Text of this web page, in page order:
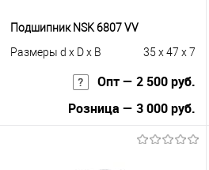
Подшипник NSK 6807 VV
Размеры d x D x B
35 x 47 x 7
Опт — 2 500 руб.
Розница — 3 000 руб.